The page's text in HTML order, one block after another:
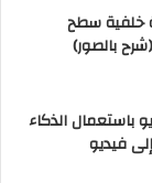
خلفية سطح
باستعمال الذكاء
فيديو